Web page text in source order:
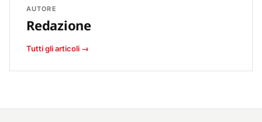
AUTORE
Redazione
Tutti gli articoli →